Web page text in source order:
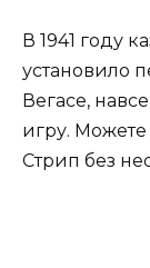
В 1941 году
установило
Вегасе,
игру.
Стрип без